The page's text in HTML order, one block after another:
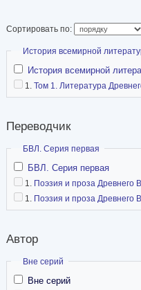
Сортировать по:
Скрыть
История всемирной
История всемирной
1. Том 1. Литература
Переводчик
Скрыть
БВЛ. Серия первая
БВЛ. Серия первая
1. Поэзия и проза Древнего
1. Поэзия и проза Древнего
Автор
Скрыть
Вне серий
Вне серий